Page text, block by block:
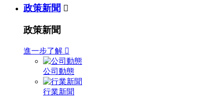
政策新聞 
政策新聞
進一步了解 
公司動態
行業新聞